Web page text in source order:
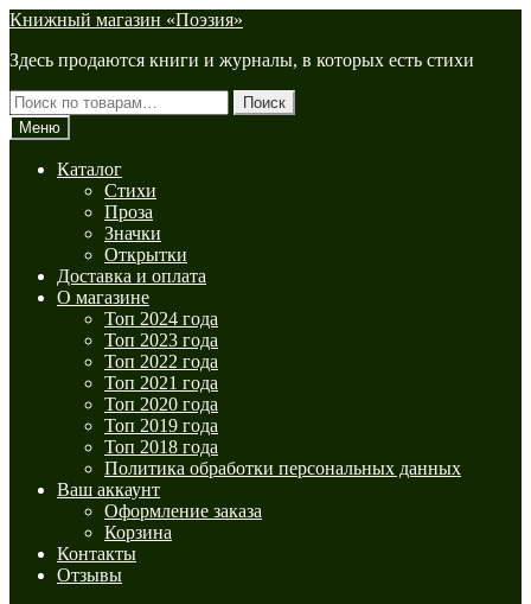
Перейти
навигации
Перейти
содержимому
Книжный магазин «Поэзия»
Здесь продаются книги и журналы, в которых есть стихи
Искать:
Поиск
Меню
Каталог
Стихи
Проза
Значки
Открытки
Доставка и оплата
О магазине
Топ 2024 года
Топ 2023 года
Топ 2022 года
Топ 2021 года
Топ 2020 года
Топ 2019 года
Топ 2018 года
Политика обработки персональных данных
Ваш аккаунт
Оформление заказа
Корзина
Контакты
Отзывы